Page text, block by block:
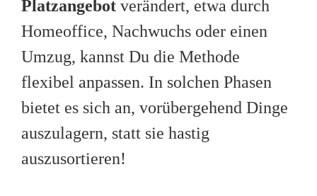
Platzangebot verändert, etwa durch
Homeoffice, Nachwuchs oder einen
Umzug, kannst Du die Methode
flexibel anpassen. In solchen Phasen
bietet es sich an, vorübergehend Dinge
auszulagern, statt sie hastig
auszusortieren!